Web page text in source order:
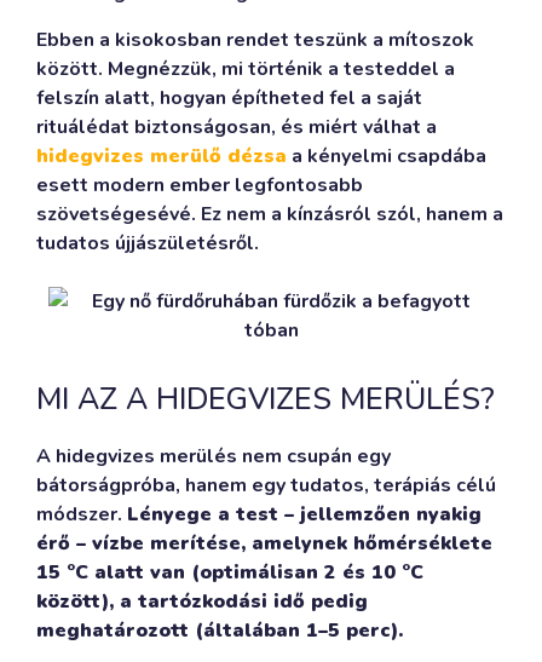
Ebben a kisokosban rendet teszünk a mítoszok
között. Megnézzük, mi történik a testeddel a
felszín alatt, hogyan építheted fel a saját
rituálédat biztonságosan, és miért válhat a
hidegvizes merülő dézsa a kényelmi csapdába
esett modern ember legfontosabb
szövetségesévé. Ez nem a kínzásról szól, hanem a
tudatos újjászületésről.
MI AZ A HIDEGVIZES MERÜLÉS?
A hidegvizes merülés nem csupán egy
bátorságpróba, hanem egy tudatos, terápiás célú
módszer. Lényege a test – jellemzően nyakig
érő – vízbe merítése, amelynek hőmérséklete
15 °C alatt van (optimálisan 2 és 10 °C
között), a tartózkodási idő pedig
meghatározott (általában 1–5 perc).